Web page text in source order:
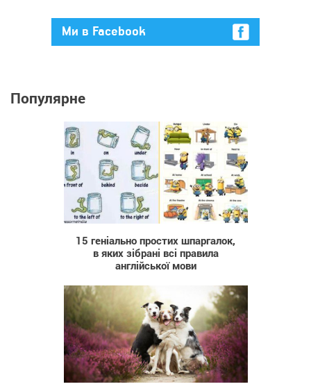
Ми в Facebook
Популярне
50 795
15 геніально простих шпаргалок,
в яких зібрані всі правила
англійської мови
825